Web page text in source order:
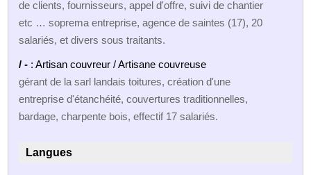
de clients, fournisseurs, appel d'offre, suivi de chantier
etc … soprema entreprise, agence de saintes (17), 20
salariés, et divers sous traitants.
/ - : Artisan couvreur / Artisane couvreuse
gérant de la sarl landais toitures, création d'une
entreprise d'étanchéité, couvertures traditionnelles,
bardage, charpente bois, effectif 17 salariés.
Langues